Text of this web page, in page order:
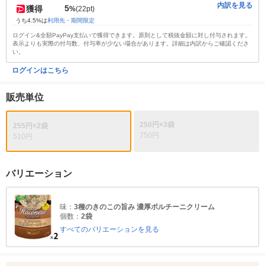
獲得 5%(22pt)
うち4.5%は利用先・期間限定
内訳を見る
ログイン&全額PayPay支払いで獲得できます。原則として税抜金額に対し付与されます。
表示よりも実際の付与数、付与率が少ない場合があります。詳細は内訳からご確認くださ
い。
ログインはこちら
販売単位
255円×2袋
510円
250円×3袋
750円
バリエーション
味： 3種のきのこの旨み 濃厚ポルチーニクリーム
個数： 2袋
すべてのバリエーションを見る